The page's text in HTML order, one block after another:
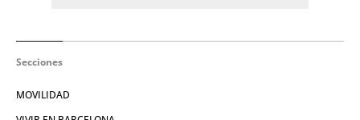
Secciones
MOVILIDAD